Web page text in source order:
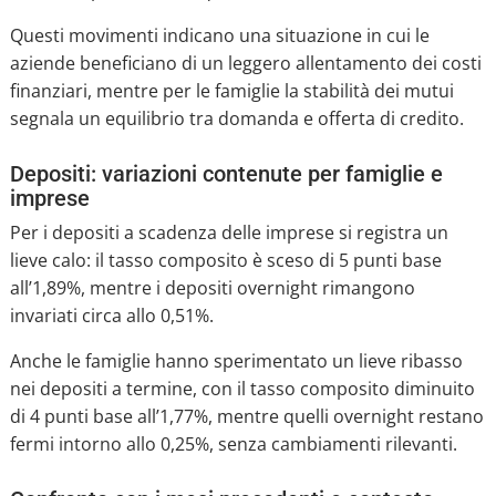
Questi movimenti indicano una situazione in cui le
aziende beneficiano di un leggero allentamento dei costi
finanziari, mentre per le famiglie la stabilità dei mutui
segnala un equilibrio tra domanda e offerta di credito.
Depositi: variazioni contenute per famiglie e
imprese
Per i depositi a scadenza delle imprese si registra un
lieve calo: il tasso composito è sceso di 5 punti base
all’1,89%, mentre i depositi overnight rimangono
invariati circa allo 0,51%.
Anche le famiglie hanno sperimentato un lieve ribasso
nei depositi a termine, con il tasso composito diminuito
di 4 punti base all’1,77%, mentre quelli overnight restano
fermi intorno allo 0,25%, senza cambiamenti rilevanti.